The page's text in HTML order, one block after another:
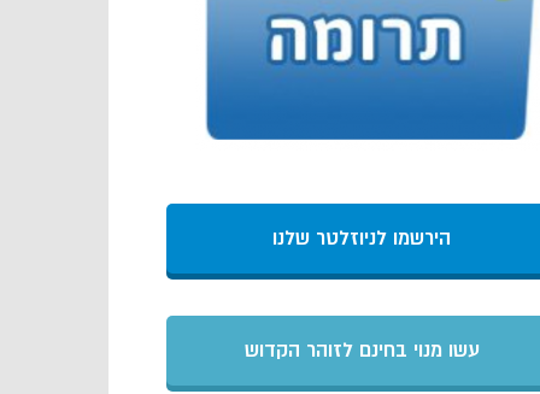
הירשמו לניוזלטר שלנו
עשו מנוי בחינם לזוהר הקדוש